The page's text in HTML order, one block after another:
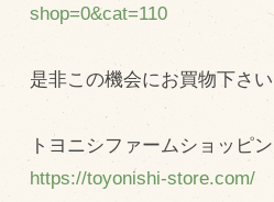
shop=0&cat=110
是非この機会にお買物下さい
トヨニシファームショッピ
https://toyonishi-store.com/